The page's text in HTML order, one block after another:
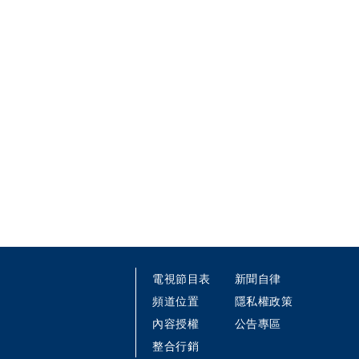
電視節目表
新聞自律
頻道位置
隱私權政策
內容授權
公告專區
整合行銷